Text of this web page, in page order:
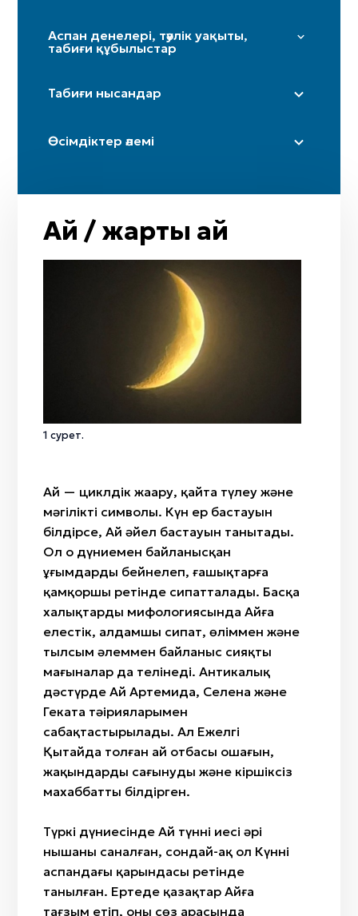
Аспан денелері, тәулік уақыты,
табиғи құбылыстар
Күн
Таңсәрі
Күн күркіреуі мен найзағай
Кемпірқосақ
Жаңбыр
Қымыз мұрындық
Табиғи нысандар
Үңгір
Өзен (бастаулары)
Жол / жол қиылысы
Өсімдіктер әлемі
Шынар
Тобылғы
Қайың
Адыраспан
Ай / жарты ай
1 сурет.
Ай — циклдік жаңару, қайта түлеу және
мәңгіліктің символы. Күн ер бастауын
білдірсе, Ай әйел бастауын танытады.
Ол о дүниемен байланысқан
ұғымдарды бейнелеп, ғашықтарға
қамқоршы ретінде сипатталады. Басқа
халықтардың мифологиясында Айға
елестік, алдамшы сипат, өліммен және
тылсым әлеммен байланыс сияқты
мағыналар да телінеді. Антикалық
дәстүрде Ай Артемида, Селена және
Геката тәңірияларымен
сабақтастырылады. Ал Ежелгі
Қытайда толған ай отбасы ошағын,
жақындарды сағынуды және кіршіксіз
махаббатты білдірген.
Түркі дүниесінде Ай түннің иесі әрі
нышаны саналған, сондай-ақ ол Күннің
аспандағы қарындасы ретінде
танылған. Ертеде қазақтар Айға
тағзым етіп, оны сөз арасында